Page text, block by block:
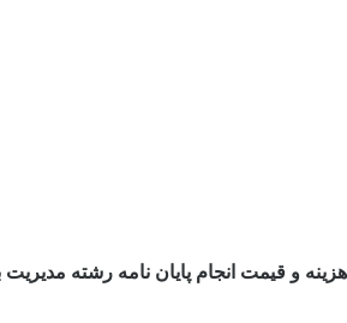
هزینه و قیمت انجام پایان نامه رشته مدیریت